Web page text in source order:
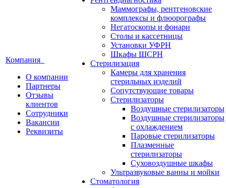
Компания
О компании
Партнеры
Отзывы
клиентов
Сотрудники
Вакансии
Реквизиты
Маммографы, рентгеновские
комплексы и флюорографы
Негатоскопы и фонари
Столы и кассетницы
Установки УФРН
Шкафы ШСРН
Стерилизация
Камеры для хранения
стерильных изделий
Сопутствующие товары
Стерилизаторы
Воздушные стерилизаторы
Воздушные стерилизаторы
с охлаждением
Паровые стерилизаторы
Плазменные
стерилизаторы
Суховоздушные шкафы
Ультразвуковые ванны и мойки
Стоматология